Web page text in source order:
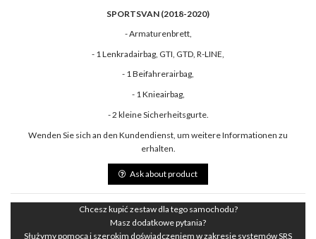
SPORTSVAN (2018-2020)
- Armaturenbrett,
- 1 Lenkradairbag, GTI, GTD, R-LINE,
- 1 Beifahrerairbag,
- 1 Knieairbag,
- 2 kleine Sicherheitsgurte.
Wenden Sie sich an den Kundendienst, um weitere Informationen zu
erhalten.
Ask about product
Chcesz kupić zestaw dla tego samochodu?
Masz dodatkowe pytania?
Służymy pomocą i szerokim doświadczeniem w zakresie systemów SRS